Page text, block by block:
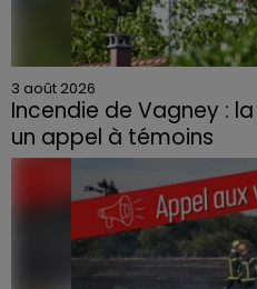
3 août 2026
Incendie de Vagney :
un appel à témoins
Le feu, parti d'une haie
quartier résidentiel, avait
contraint à l'évacuation